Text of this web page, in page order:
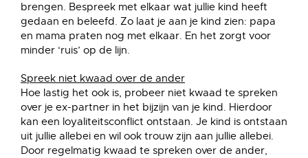
brengen. Bespreek met elkaar wat jullie kind heeft
gedaan en beleefd. Zo laat je aan je kind zien: papa
en mama praten nog met elkaar. En het zorgt voor
minder ‘ruis’ op de lijn.
Spreek niet kwaad over de ander
Hoe lastig het ook is, probeer niet kwaad te spreken
over je ex-partner in het bijzijn van je kind. Hierdoor
kan een loyaliteitsconflict ontstaan. Je kind is ontstaan
uit jullie allebei en wil ook trouw zijn aan jullie allebei.
Door regelmatig kwaad te spreken over de ander,